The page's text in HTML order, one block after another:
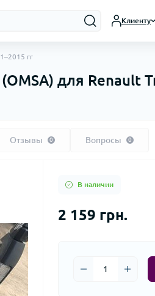
Клиенту
гг
для Renault
Отзывы 0 Вопросы 0
В наличии
2 159 грн.